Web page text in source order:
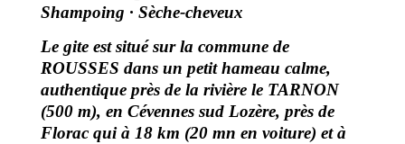
Shampoing · Sèche-cheveux
Le gite est situé sur la commune de
ROUSSES dans un petit hameau calme,
authentique près de la rivière le TARNON
(500 m), en Cévennes sud Lozère, près de
Florac qui à 18 km (20 mn en voiture) et à